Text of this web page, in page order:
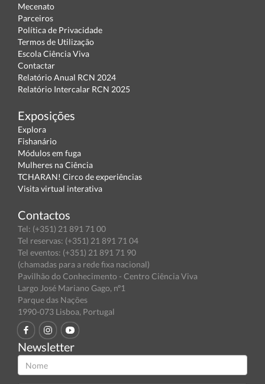
Mecenato
Parceiros
Política de Privacidade
Termos de Utilização
Escola Ciência Viva
Contactar
Relatório Anual RCN 2024
Relatório Intercalar RCN 2025
Exposições
Explora
Fishanário
Módulos em fuga
Mulheres na Ciência
TCHARAN! Circo de experiências
Visita virtual interativa
Contactos
Tel: (+351) 21 891 71 00
Tel reservas: (+351) 21 891 71 04
Tel eventos: (+351) 21 891 71 90
(chamadas para a rede fixa nacional)
Pavilhão do Conhecimento - Centro Ciência Viva
Largo José Mariano Gago, nº1
Parque das Nações
1990-073 Lisboa, Portugal
Newsletter